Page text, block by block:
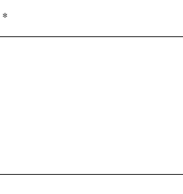
*